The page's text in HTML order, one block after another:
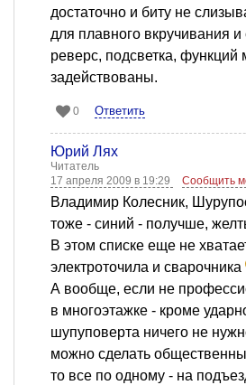
достаточно и биту не
для плавного вкручивания
реверс, подсветка, функций
задействованы.
0 Ответить
Юрий Лях
Читатель
17 апреля 2009 в 19:29
Сообщить
Владимир Колесник,
тоже - синий - получше,
В этом списке еще не
электроточила и сварочника
А вообще, если не
в многоэтажке - кроме
шупуповерта ничего не
можно сделать
то все по одному - на